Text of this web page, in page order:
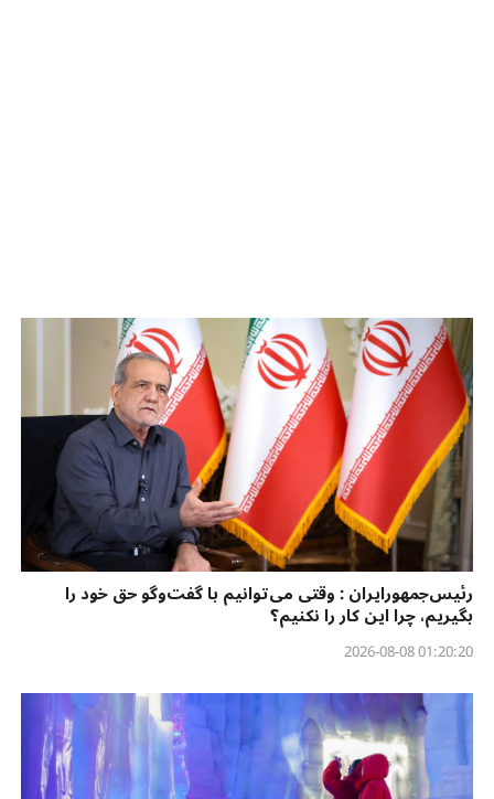
رئیس‌جمهورایران : وقتی می‌توانیم با گفت‌وگو حق خود را
بگیریم، چرا این کار را نکنیم؟
01:20:20 2026-08-08